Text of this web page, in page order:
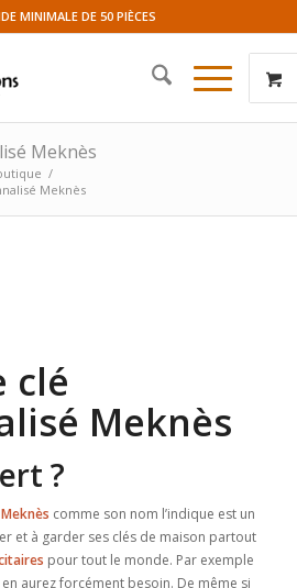
MINIMALE DE 50 PIÈCES
Meknès
/
Meknès
clé
Meknès
?
comme son nom l’indique est un
et à garder ses clés de maison partout
pour tout le monde. Par exemple
aurez forcément besoin. De même si